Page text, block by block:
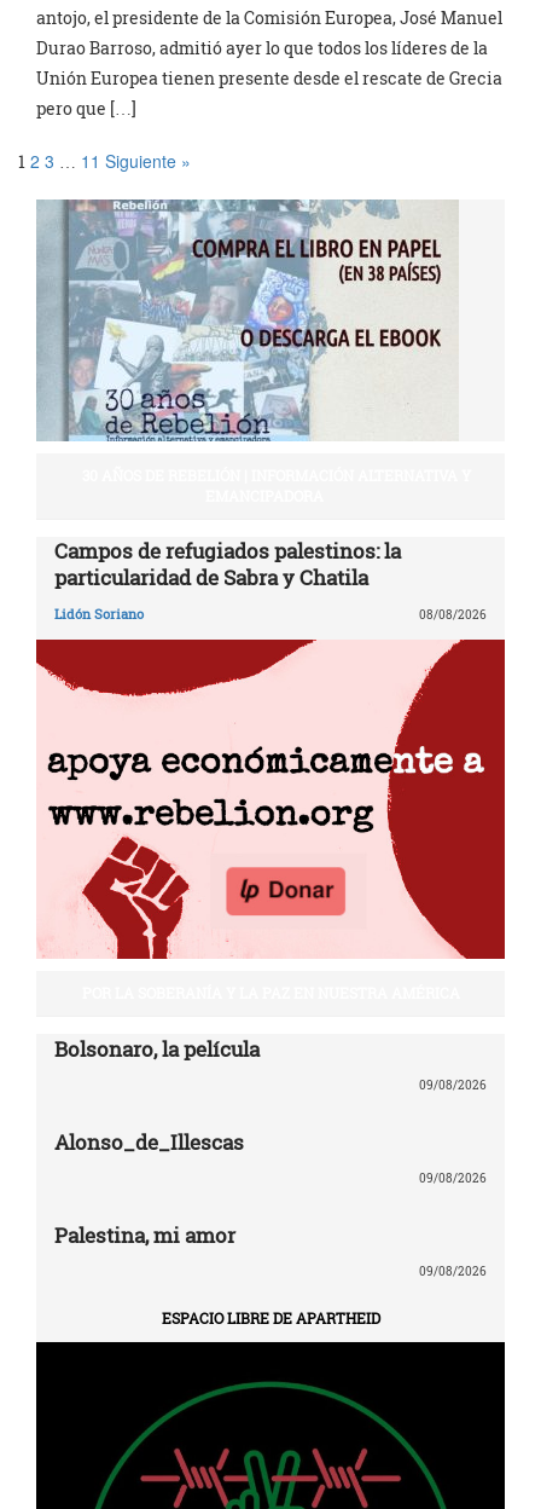
antojo, el presidente de la Comisión Europea, José Manuel
Durao Barroso, admitió ayer lo que todos los líderes de la
Unión Europea tienen presente desde el rescate de Grecia
pero que […]
1 2 3 11 Siguiente »
Campos de refugiados palestinos: la
particularidad de Sabra y Chatila
Lidón Soriano 08/08/2026
Bolsonaro, la película
09/08/2026
Alonso_de_Illescas
09/08/2026
Palestina, mi amor
09/08/2026
ESPACIO LIBRE DE APARTHEID